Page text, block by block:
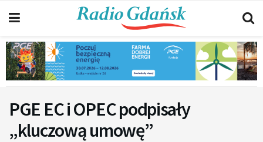
PGE EC i OPEC podpisały
„kluczową umowę”